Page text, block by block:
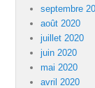
septembre
août 2020
juillet 2020
juin 2020
mai 2020
avril 2020